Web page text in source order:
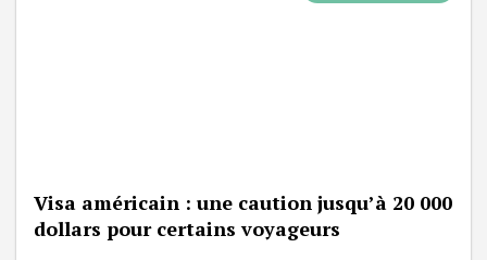
Visa américain : une caution jusqu’à 20 000
dollars pour certains voyageurs